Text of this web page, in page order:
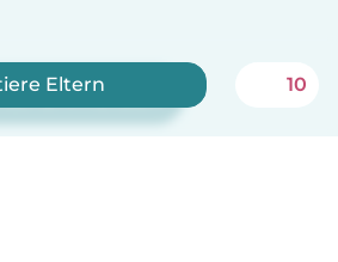
anmelden
Eltern 10